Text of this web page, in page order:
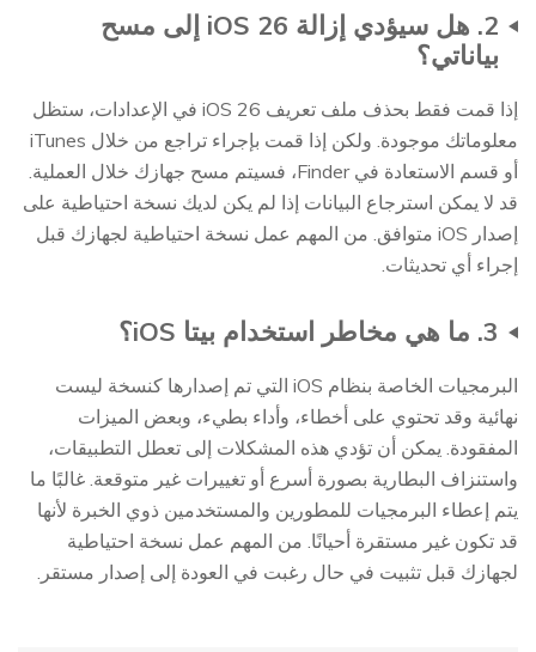
2. هل سيؤدي إزالة iOS 26 إلى مسح
بياناتي؟
إذا قمت فقط بحذف ملف تعريف iOS 26 في الإعدادات، ستظل
معلوماتك موجودة. ولكن إذا قمت بإجراء تراجع من خلال iTunes
أو قسم الاستعادة في Finder، فسيتم مسح جهازك خلال العملية.
قد لا يمكن استرجاع البيانات إذا لم يكن لديك نسخة احتياطية على
إصدار iOS متوافق. من المهم عمل نسخة احتياطية لجهازك قبل
إجراء أي تحديثات.
3. ما هي مخاطر استخدام بيتا iOS؟
البرمجيات الخاصة بنظام iOS التي تم إصدارها كنسخة ليست
نهائية وقد تحتوي على أخطاء، وأداء بطيء، وبعض الميزات
المفقودة. يمكن أن تؤدي هذه المشكلات إلى تعطل التطبيقات،
واستنزاف البطارية بصورة أسرع أو تغييرات غير متوقعة. غالبًا ما
يتم إعطاء البرمجيات للمطورين والمستخدمين ذوي الخبرة لأنها
قد تكون غير مستقرة أحيانًا. من المهم عمل نسخة احتياطية
لجهازك قبل تثبيت في حال رغبت في العودة إلى إصدار مستقر.